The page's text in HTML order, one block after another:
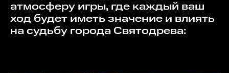
атмосферу игры, где каждый ваш
ход будет иметь значение и влиять
на судьбу города Святодрева: